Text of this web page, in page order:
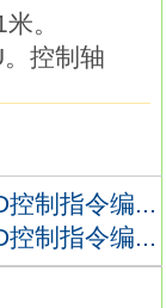
。
控制轴
。
。
转，
值来更改
控制指令编...
控制指令编...